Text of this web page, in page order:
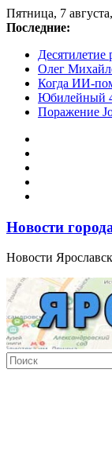
Перейти
к
Пятница, 7
Последние:
Десятилетие
Олег
Когда ИИ-
Юбилейный
Поражение
Новости
Новости